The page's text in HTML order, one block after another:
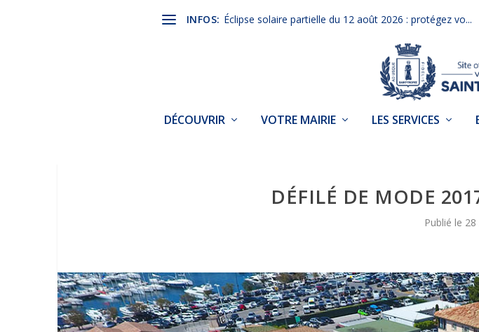
INFOS: Éclipse solaire partielle du 12 août 2026 : protégez vo...
DÉCOUVRIR VOTRE MAIRIE LES SERVICES
DÉFILÉ DE MODE
28